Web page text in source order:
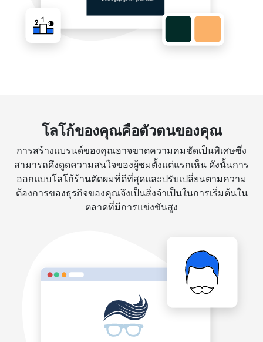
โลโก้ของคุณคือตัวตนของคุณ
การสร้างแบรนด์ของคุณอาจขาดความคมชัดเป็นพิเศษซึ่ง
สามารถดึงดูดความสนใจของผู้ชมตั้งแต่แรกเห็น ดังนั้นการ
ออกแบบโลโก้ร้านตัดผมที่ดีที่สุดและปรับเปลี่ยนตามความ
ต้องการของธุรกิจของคุณจึงเป็นสิ่งจำเป็นในการเริ่มต้นใน
ตลาดที่มีการแข่งขันสูง